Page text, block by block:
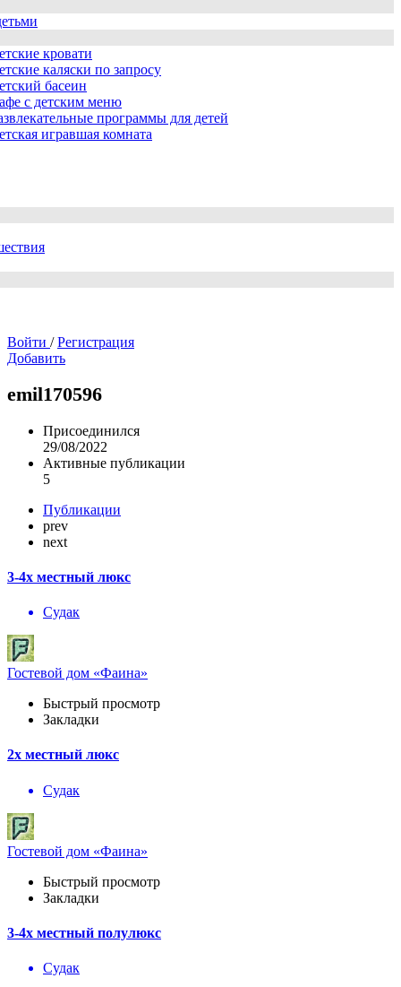
кровати
каляски по запросу
басеин
с детским меню
программы для детей
игравшая комната
Войти / Регистрация
Добавить
emil170596
Присоединился
29/08/2022
Активные публикации
5
Публикации
prev
next
3-4х местный люкс
Судак
Гостевой дом «Фаина»
Быстрый просмотр
Закладки
2х местный люкс
Судак
Гостевой дом «Фаина»
Быстрый просмотр
Закладки
3-4х местный полулюкс
Судак